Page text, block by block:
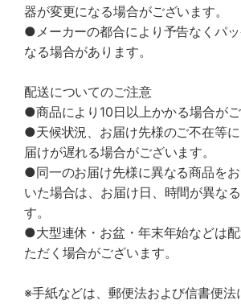
器が変更になる場合がございます。
●メーカーの都合により予告なくパ
なる場合があります。
配送についてのご注意
●商品により10日以上かかる場合がご
●天候状況、お届け先様のご不在等
届けが遅れる場合がございます。
●同一のお届け先様に異なる商品を
いた場合は、お届け日、時間が異な
す。
●大型連休・お盆・年末年始などは
ただく場合がございます。
※手紙などは、郵便法および信書便法